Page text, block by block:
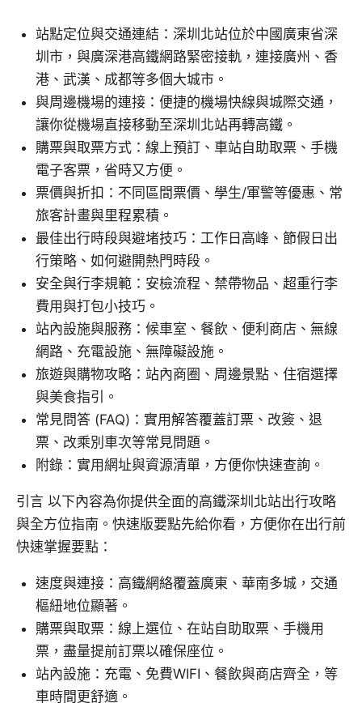
站點定位與交通連結：深圳北站位於中國廣東省深
圳市，與廣深港高鐵網路緊密接軌，連接廣州、香
港、武漢、成都等多個大城市。
與周邊機場的連接：便捷的機場快線與城際交通，
讓你從機場直接移動至深圳北站再轉高鐵。
購票與取票方式：線上預訂、車站自助取票、手機
電子客票，省時又方便。
票價與折扣：不同區間票價、學生/軍警等優惠、常
旅客計畫與里程累積。
最佳出行時段與避堵技巧：工作日高峰、節假日出
行策略、如何避開熱門時段。
安全與行李規範：安檢流程、禁帶物品、超重行李
費用與打包小技巧。
站內設施與服務：候車室、餐飲、便利商店、無線
網路、充電設施、無障礙設施。
旅遊與購物攻略：站內商圈、周邊景點、住宿選擇
與美食指引。
常見問答 (FAQ)：實用解答覆蓋訂票、改簽、退
票、改乘別車次等常見問題。
附錄：實用網址與資源清單，方便你快速查詢。
引言 以下內容為你提供全面的高鐵深圳北站出行攻略
與全方位指南。快速版要點先給你看，方便你在出行前
快速掌握要點：
速度與連接：高鐵網絡覆蓋廣東、華南多城，交通
樞紐地位顯著。
購票與取票：線上選位、在站自助取票、手機用
票，盡量提前訂票以確保座位。
站內設施：充電、免費WIFI、餐飲與商店齊全，等
車時間更舒適。